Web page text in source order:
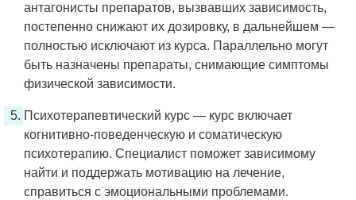
антагонисты препаратов, вызвавших зависимость,
постепенно снижают их дозировку, в дальнейшем —
полностью исключают из курса. Параллельно могут
быть назначены препараты, снимающие симптомы
физической зависимости.
Психотерапевтический курс — курс включает
когнитивно-поведенческую и соматическую
психотерапию. Специалист поможет зависимому
найти и поддержать мотивацию на лечение,
справиться с эмоциональными проблемами.